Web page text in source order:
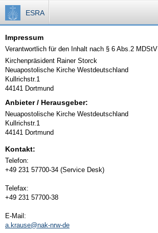
ESRA
Impressum
Verantwortlich für den Inhalt nach § 6 Abs.2 MDStV
Kirchenpräsident Rainer Storck
Neuapostolische Kirche Westdeutschland
Kullrichstr.1
44141 Dortmund
Anbieter / Herausgeber:
Neuapostolische Kirche Westdeutschland
Kullrichstr.1
44141 Dortmund
Kontakt:
Telefon:
+49 231 57700-34 (Service Desk)
Telefax:
+49 231 57700-38
E-Mail:
a.krause@nak-nrw-de